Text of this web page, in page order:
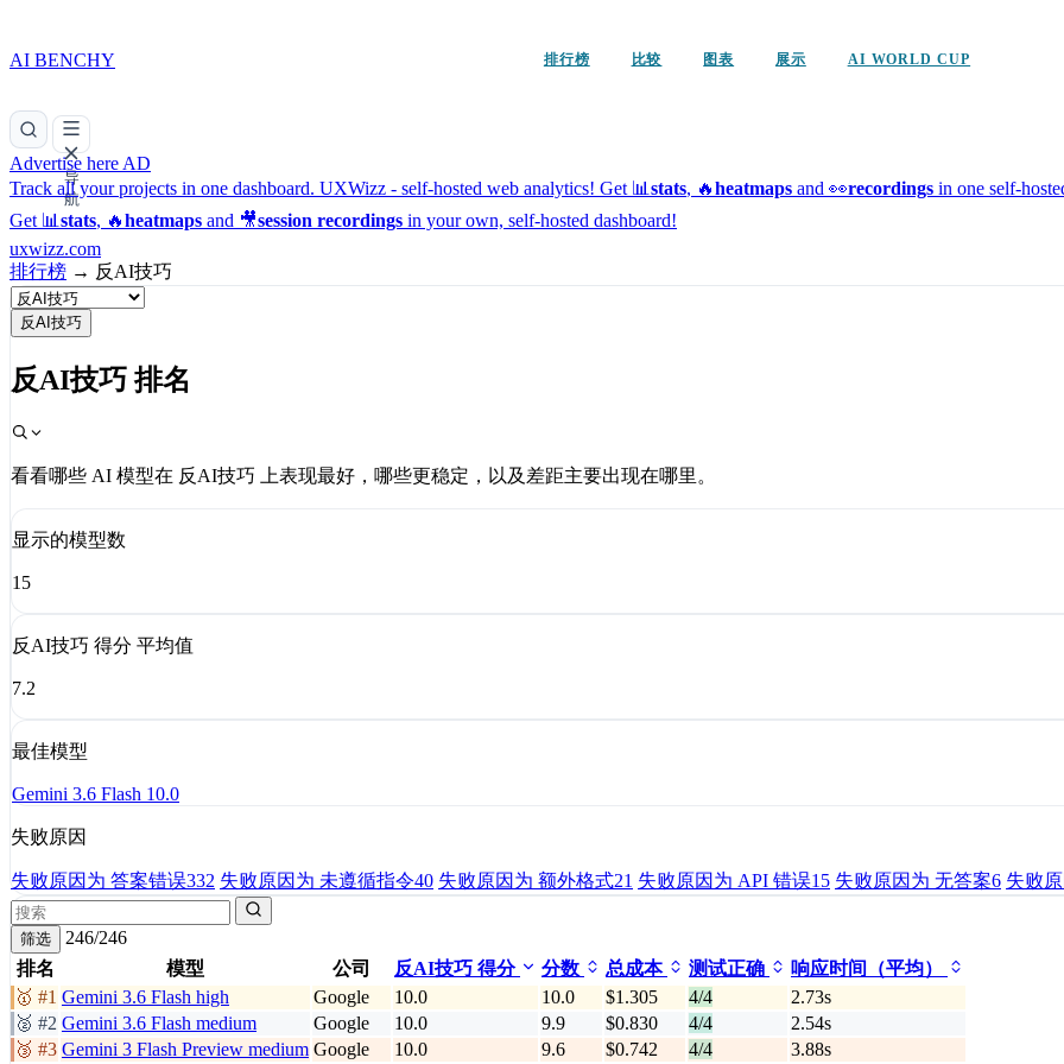
AI BENCHY 排行榜 比较 图表 展示 AI WORLD CUP
导
航
Advertise here AD
Track all your projects in one dashboard. UXWizz - self-hosted web analytics! Get 📊 stats, 🔥heatmaps and 👀recordings in one self-
Get 📊 stats, 🔥heatmaps and 🎥session recordings in your own, self-hosted dashboard!
uxwizz.com
排行榜 → 反AI技巧
反AI技巧
反AI技巧 排名
看看哪些 AI 模型在 反AI技巧 上表现最好，哪些更稳定，以及差距主要出现在哪里。
显示的模型数
15
反AI技巧 得分 平均值
7.2
最佳模型
Gemini 3.6 Flash 10.0
失败原因
失败原因为 答案错误332 失败原因为 未遵循指令40 失败原因为 额外格式21 失败原因为 API 错误15 失败原因为 无答案6 失败
筛选
246/246
排名
模型 公司 反AI技巧 得分 分数 总成本 测试正确
响应时间（平均）
🥇 #1 Gemini 3.6 Flash high Google 10.0 10.0 $1.305 4/4
2.73s
🥈 #2 Gemini 3.6 Flash medium Google 10.0 9.9 $0.830 4/4
2.54s
🥉 #3 Gemini 3 Flash Preview medium Google 10.0 9.6 $0.742 4/4
3.88s